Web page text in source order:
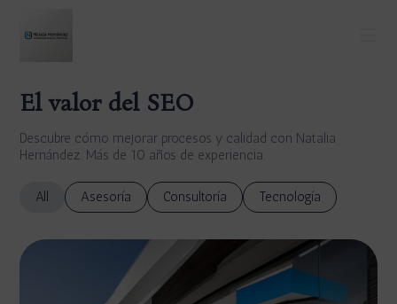
El valor del SEO
Descubre cómo mejorar procesos y calidad con Natalia
Hernández. Más de 10 años de experiencia.
All Asesoría Consultoría Tecnología